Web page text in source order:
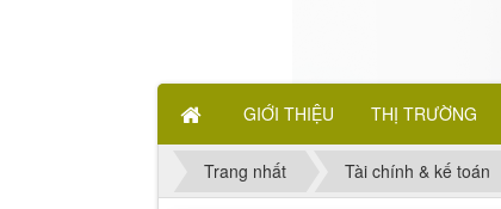
GIỚI THIỆU THỊ TRƯỜNG
Trang nhất Tài chính & kế toán